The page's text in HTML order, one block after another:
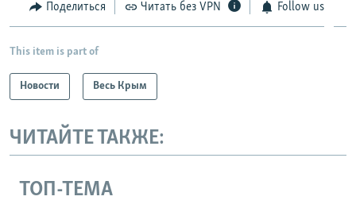
Поделиться Читать без VPN Follow us
This item is part of
Новости Весь Крым
ЧИТАЙТЕ ТАКЖЕ:
ТОП-ТЕМА